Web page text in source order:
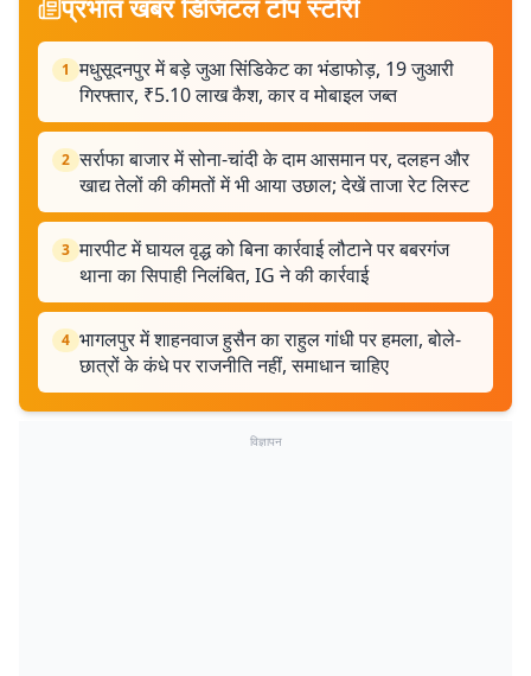
प्रभात खबर डिजिटल टॉप स्टोरी
1 मधुसूदनपुर में बड़े जुआ सिंडिकेट का भंडाफोड़, 19 जुआरी
गिरफ्तार, ₹5.10 लाख कैश, कार व मोबाइल जब्त
2 सर्राफा बाजार में सोना-चांदी के दाम आसमान पर, दलहन और
खाद्य तेलों की कीमतों में भी आया उछाल; देखें ताजा रेट लिस्ट
3 मारपीट में घायल वृद्ध को बिना कार्रवाई लौटाने पर बबरगंज
थाना का सिपाही निलंबित, IG ने की कार्रवाई
4 भागलपुर में शाहनवाज हुसैन का राहुल गांधी पर हमला, बोले-
छात्रों के कंधे पर राजनीति नहीं, समाधान चाहिए
विज्ञापन